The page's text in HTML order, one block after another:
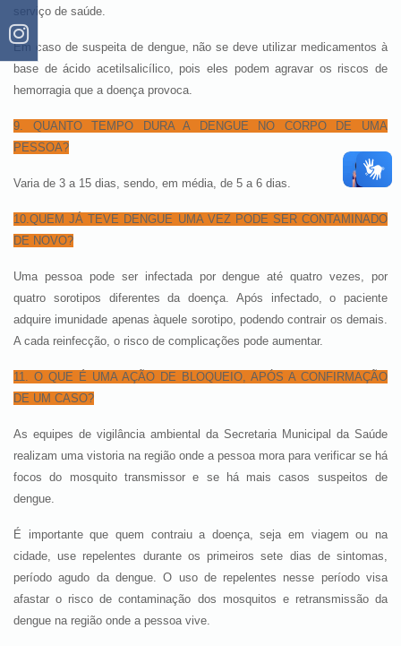
serviço de saúde.
Em caso de suspeita de dengue, não se deve utilizar medicamentos à
base de ácido acetilsalicílico, pois eles podem agravar os riscos de
hemorragia que a doença provoca.
9. QUANTO TEMPO DURA A DENGUE NO CORPO DE UMA
PESSOA?
Varia de 3 a 15 dias, sendo, em média, de 5 a 6 dias.
10.QUEM JÁ TEVE DENGUE UMA VEZ PODE SER CONTAMINADO
DE NOVO?
Uma pessoa pode ser infectada por dengue até quatro vezes, por
quatro sorotipos diferentes da doença. Após infectado, o paciente
adquire imunidade apenas àquele sorotipo, podendo contrair os demais.
A cada reinfecção, o risco de complicações pode aumentar.
11. O QUE É UMA AÇÃO DE BLOQUEIO, APÓS A CONFIRMAÇÃO
DE UM CASO?
As equipes de vigilância ambiental da Secretaria Municipal da Saúde
realizam uma vistoria na região onde a pessoa mora para verificar se há
focos do mosquito transmissor e se há mais casos suspeitos de
dengue.
É importante que quem contraiu a doença, seja em viagem ou na
cidade, use repelentes durante os primeiros sete dias de sintomas,
período agudo da dengue. O uso de repelentes nesse período visa
afastar o risco de contaminação dos mosquitos e retransmissão da
dengue na região onde a pessoa vive.